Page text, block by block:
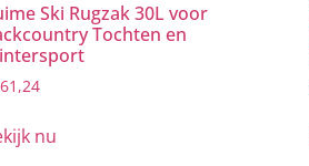
Ski Rugzak 30L voor
Tochten en
nu